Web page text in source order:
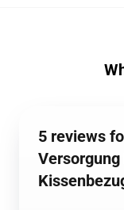
5 reviews